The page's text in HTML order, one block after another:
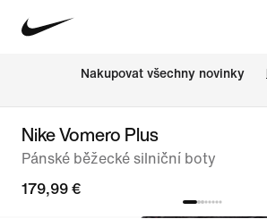
Nakupovat všechny novinky
Nike Vomero Plus
Pánské běžecké silniční boty
179,99 €